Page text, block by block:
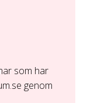
som har
genom